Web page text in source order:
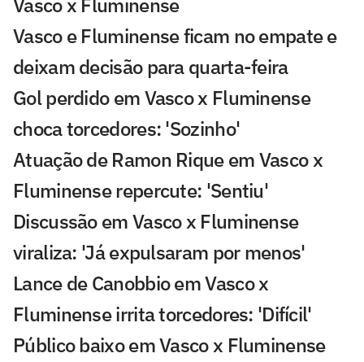
Vasco e Fluminense ficam no empate e
deixam decisão para quarta-feira
Gol perdido em Vasco x Fluminense
choca torcedores: 'Sozinho'
Atuação de Ramon Rique em Vasco x
Fluminense repercute: 'Sentiu'
Discussão em Vasco x Fluminense
viraliza: 'Já expulsaram por menos'
Lance de Canobbio em Vasco x
Fluminense irrita torcedores: 'Difícil'
Público baixo em Vasco x Fluminense